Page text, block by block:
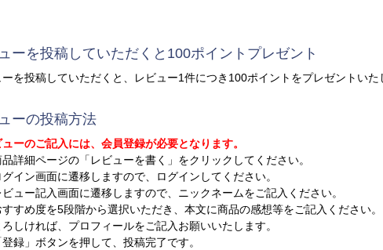
ーを投稿していただくと100ポイントプレゼント
ーを投稿していただくと、レビュー1件につき100ポイントをプレゼントいた
ーの投稿方法
ーのご記入には、会員登録が必要となります。
品詳細ページの「レビューを書く」をクリックしてください。
グイン画面に遷移しますので、ログインしてください。
ビュー記入画面に遷移しますので、ニックネームをご記入ください。
すすめ度を5段階から選択いただき、本文に商品の感想等をご記入ください。
ろしければ、プロフィールをご記入お願いいたします。
登録」ボタンを押して、投稿完了です。